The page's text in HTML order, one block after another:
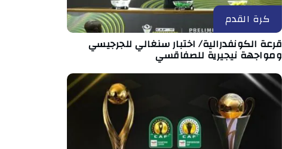
كرة القدم
قرعة الكونفدرالية/ اختبار سنغالي للجرجيسي
ومواجهة نيجيرية للصفاقسي